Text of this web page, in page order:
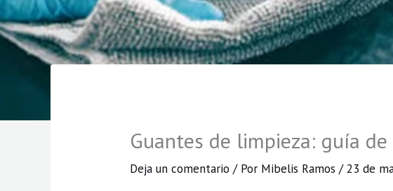
Guantes de limpieza: guía de
Deja un comentario / Por Mibelis Ramos/23 de